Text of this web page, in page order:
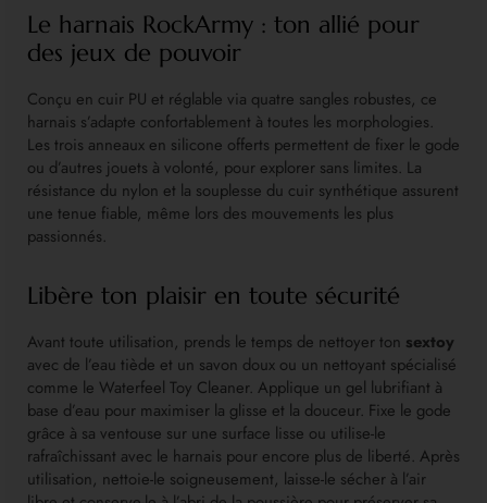
Le harnais RockArmy : ton allié pour
des jeux de pouvoir
Conçu en cuir PU et réglable via quatre sangles robustes, ce
harnais s’adapte confortablement à toutes les morphologies.
Les trois anneaux en silicone offerts permettent de fixer le gode
ou d’autres jouets à volonté, pour explorer sans limites. La
résistance du nylon et la souplesse du cuir synthétique assurent
une tenue fiable, même lors des mouvements les plus
passionnés.
Libère ton plaisir en toute sécurité
Avant toute utilisation, prends le temps de nettoyer ton sextoy
avec de l’eau tiède et un savon doux ou un nettoyant spécialisé
comme le Waterfeel Toy Cleaner. Applique un gel lubrifiant à
base d’eau pour maximiser la glisse et la douceur. Fixe le gode
grâce à sa ventouse sur une surface lisse ou utilise-le
rafraîchissant avec le harnais pour encore plus de liberté. Après
utilisation, nettoie-le soigneusement, laisse-le sécher à l’air